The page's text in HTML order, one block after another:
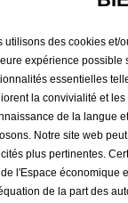
utilisons des cookies et/
expérience possible
essentielles
la convivialité et
de la langue
Notre site web
plus pertinentes.
l'Espace économique
de la part des